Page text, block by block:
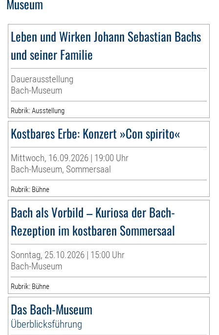
Museum
Leben und Wirken Johann Sebastian Bachs
und seiner Familie
Dauerausstellung
Bach-Museum
Rubrik: Ausstellung
Kostbares Erbe: Konzert »Con spirito«
Mittwoch, 16.09.2026 | 19:00 Uhr
Bach-Museum, Sommersaal
Rubrik: Bühne
Bach als Vorbild – Kuriosa der Bach-
Rezeption im kostbaren Sommersaal
Sonntag, 25.10.2026 | 15:00 Uhr
Bach-Museum
Rubrik: Bühne
Das Bach-Museum
Überblicksführung